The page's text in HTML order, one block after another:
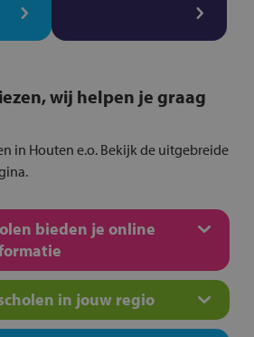
wij helpen je graag
in Houten e.o. Bekijk de uitgebreide
bieden je online
in jouw regio